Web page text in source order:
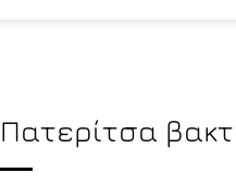
Πατερίτσα